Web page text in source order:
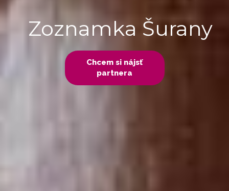
Chcem si nájsť
partnera
Zoznamka Šurany